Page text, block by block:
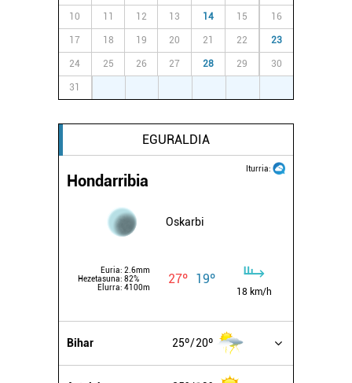
10 11 12 13 14 15 16
17 18 19 20 21 22 23
24 25 26 27 28 29 30
31
EGURALDIA
Iturria:
Hondarribia
Oskarbi
Euria: 2.6mm
Hezetasuna: 82%
Elurra: 4100m
27º 19º
18 km/h
Bihar 25º 20º